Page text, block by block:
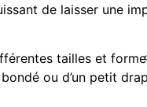
de laisser une
tailles et
ou d’un petit